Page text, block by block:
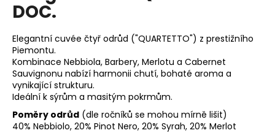
0,0
5
hvězdiček.
DOC.
Elegantní cuvée čtyř odrůd ("QUARTETTO") z prestižního
Piemontu.
Kombinace Nebbiola, Barbery, Merlotu a Cabernet
Sauvignonu nabízí harmonii chutí, bohaté aroma a
vynikající strukturu.
Ideální k sýrům a masitým pokrmům.
Poměry odrůd (dle ročníků se mohou mírně lišit)
40% Nebbiolo, 20% Pinot Nero, 20% Syrah, 20% Merlot
a
j
í
t
?